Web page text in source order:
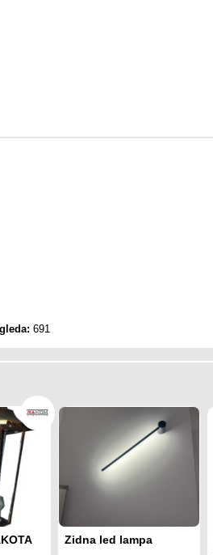
691
Zidna led lampa